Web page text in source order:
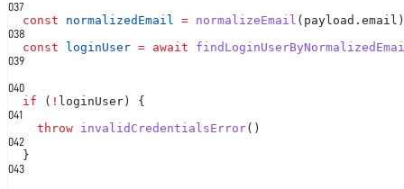
037
const normalizedEmail = normalizeEmail (payload.email)
038
const loginUser = await
039
040
if ( ! loginUser) {
041
throw invalidCredentialsError()
042
}
043